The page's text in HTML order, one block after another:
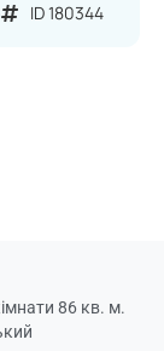
ID 180344
86 кв. м.